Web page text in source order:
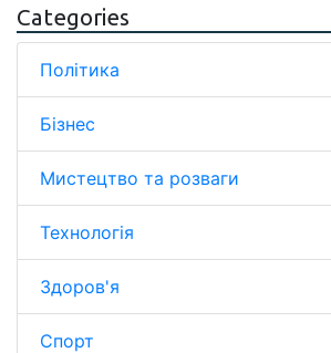
Categories
Політика
Бізнес
Мистецтво та розваги
Технологія
Здоров'я
Спорт